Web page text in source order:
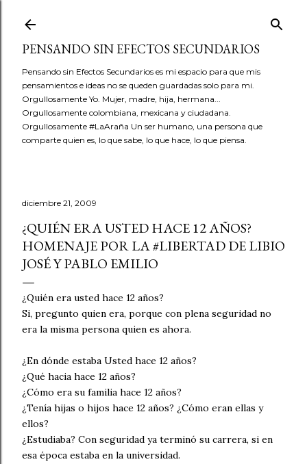
PENSANDO SIN EFECTOS SECUNDARIOS
Pensando sin Efectos Secundarios es mi espacio para que mis
pensamientos e ideas no se queden guardadas solo para mi.
Orgullosamente Yo. Mujer, madre, hija, hermana...
Orgullosamente colombiana, mexicana y ciudadana.
Orgullosamente #LaAraña Un ser humano, una persona que
comparte quien es, lo que sabe, lo que hace, lo que piensa.
diciembre 21, 2009
¿QUIÉN ERA USTED HACE 12 AÑOS?
HOMENAJE POR LA #LIBERTAD DE LIBIO
JOSÉ Y PABLO EMILIO
¿Quién era usted hace 12 años?
Si, pregunto quien era, porque con plena seguridad no
era la misma persona quien es ahora.
¿En dónde estaba Usted hace 12 años?
¿Qué hacia hace 12 años?
¿Cómo era su familia hace 12 años?
¿Tenía hijas o hijos hace 12 años? ¿Cómo eran ellas y
ellos?
¿Estudiaba? Con seguridad ya terminó su carrera, si en
esa época estaba en la universidad.